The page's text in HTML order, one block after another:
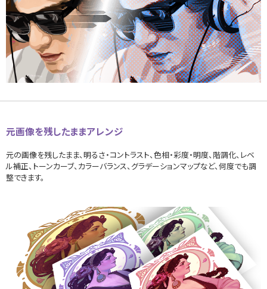
元画像を残したままアレンジ
元の画像を残したまま、明るさ・コントラスト、色相・彩度・明度、階調化、レベ
ル補正、トーンカーブ、カラーバランス、グラデーションマップなど、何度でも調
整できます。